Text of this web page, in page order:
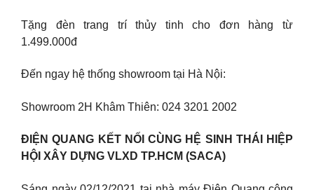
Tặng đèn trang trí thủy tinh cho đơn hàng từ
1.499.000đ
Đến ngay hệ thống showroom tại Hà Nội:
Showroom 2H Khâm Thiên: 024 3201 2002
ĐIỆN QUANG KẾT NỐI CÙNG HỆ SINH THÁI HIỆP
HỘI XÂY DỰNG VLXD TP.HCM (SACA)